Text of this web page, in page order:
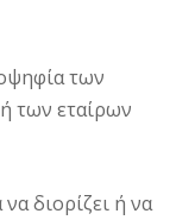
των
των εταίρων
διορίζει ή να